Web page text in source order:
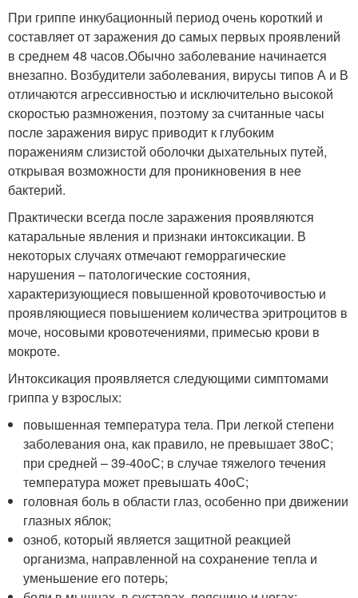
При гриппе инкубационный период очень короткий и
составляет от заражения до самых первых проявлений
в среднем 48 часов.Обычно заболевание начинается
внезапно. Возбудители заболевания, вирусы типов А и В
отличаются агрессивностью и исключительно высокой
скоростью размножения, поэтому за считанные часы
после заражения вирус приводит к глубоким
поражениям слизистой оболочки дыхательных путей,
открывая возможности для проникновения в нее
бактерий.
Практически всегда после заражения проявляются
катаральные явления и признаки интоксикации. В
некоторых случаях отмечают геморрагические
нарушения – патологические состояния,
характеризующиеся повышенной кровоточивостью и
проявляющиеся повышением количества эритроцитов в
моче, носовыми кровотечениями, примесью крови в
мокроте.
Интоксикация проявляется следующими симптомами
гриппа у взрослых:
повышенная температура тела. При легкой степени
заболевания она, как правило, не превышает 38oС;
при средней – 39-40oС; в случае тяжелого течения
температура может превышать 40oС;
головная боль в области глаз, особенно при движении
глазных яблок;
озноб, который является защитной реакцией
организма, направленной на сохранение тепла и
уменьшение его потерь;